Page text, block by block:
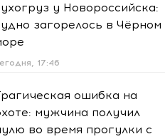
у Новороссийска:
загорелось в Чёрном
17:46
ошибка на
мужчина получил
во время прогулки с